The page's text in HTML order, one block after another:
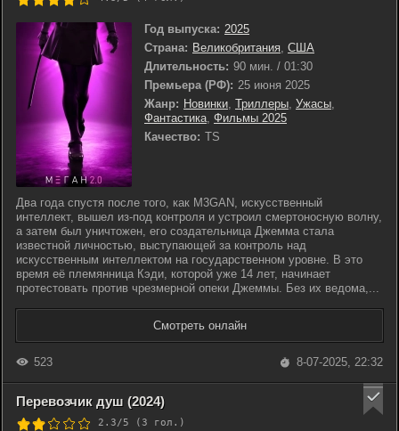
Год выпуска: 2025
Страна: Великобритания, США
Длительность: 90 мин. / 01:30
Премьера (РФ): 25 июня 2025
Жанр: Новинки, Триллеры, Ужасы,
Фантастика, Фильмы 2025
Качество: TS
Два года спустя после того, как M3GAN, искусственный
интеллект, вышел из-под контроля и устроил смертоносную волну,
а затем был уничтожен, его создательница Джемма стала
известной личностью, выступающей за контроль над
искусственным интеллектом на государственном уровне. В это
время её племянница Кэди, которой уже 14 лет, начинает
протестовать против чрезмерной опеки Джеммы. Без их ведома,...
Смотреть онлайн
523 8-07-2025, 22:32
Перевозчик душ (2024)
2.3/5 (3 гол.)